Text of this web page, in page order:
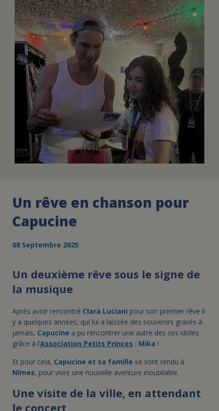
FAIRE UN DON
ASSURANCE VIE/LEGS
ESPACE PRESSE
JE DEVIENS
BÉNÉVOLE
DEVENIR
UN PETIT PRINCE
Un rêve en chanson pour
Capucine
08 Septembre 2025
Un deuxième rêve sous le signe de
la musique
Après avoir rencontré Clara Luciani pour son premier rêve il
y a quelques années, qui lui a laissée des souvenirs gravés à
jamais, Capucine a pu rencontrer une autre des ses idoles
grâce à l’Association Petits Princes : Mika !
Et pour cela, Capucine et sa famille se sont rendu à
Nîmes, pour vivre une nouvelle aventure inoubliable.
Une visite de la ville, en attendant
le concert